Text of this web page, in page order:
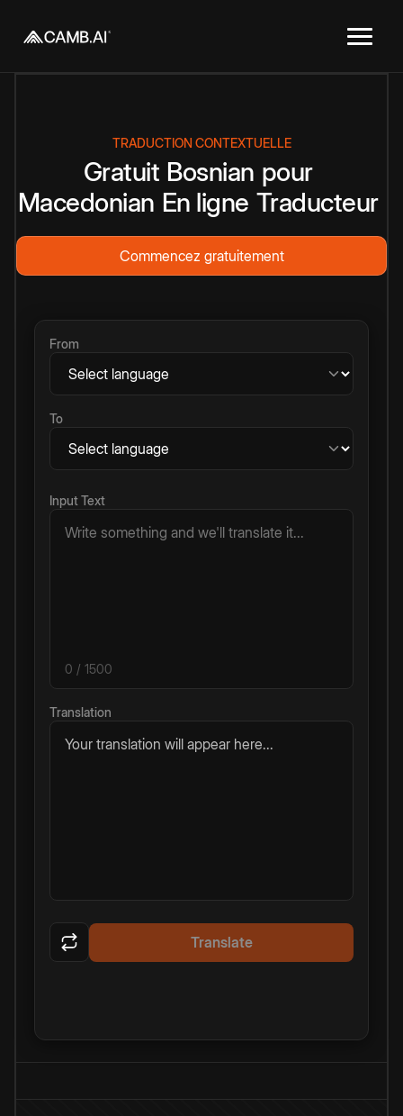
TRADUCTION CONTEXTUELLE
Gratuit Bosnian pour
Macedonian En ligne Traducteur
Commencez gratuitement
From
To
Input Text
0 / 1500
Translation
Your translation will appear here...
Translate